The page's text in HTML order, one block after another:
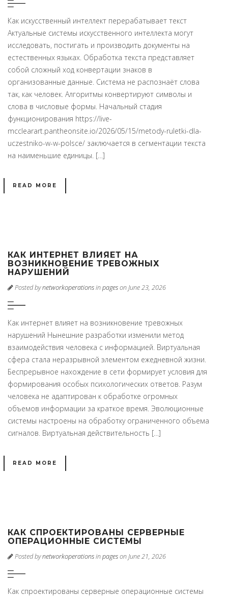
Как искусственный интеллект перерабатывает текст
Актуальные системы искусственного интеллекта могут
исследовать, постигать и производить документы на
естественных языках. Обработка текста представляет
собой сложный ход конвертации знаков в
организованные данные. Система не распознаёт слова
так, как человек. Алгоритмы конвертируют символы и
слова в числовые формы. Начальный стадия
функционирования https://live-
mcclearart.pantheonsite.io/2026/05/15/metody-ruletki-dla-
uczestniko-w-w-polsce/ заключается в сегментации текста
на наименьшие единицы. […]
READ MORE
КАК ИНТЕРНЕТ ВЛИЯЕТ НА
ВОЗНИКНОВЕНИЕ ТРЕВОЖНЫХ
НАРУШЕНИЙ
Posted bynetworkoperationsinpageson June 23, 2026
Как интернет влияет на возникновение тревожных
нарушений Нынешние разработки изменили метод
взаимодействия человека с информацией. Виртуальная
сфера стала неразрывной элементом ежедневной жизни.
Беспрерывное нахождение в сети формирует условия для
формирования особых психологических ответов. Разум
человека не адаптирован к обработке огромных
объемов информации за краткое время. Эволюционные
системы настроены на обработку ограниченного объема
сигналов. Виртуальная действительность […]
READ MORE
КАК СПРОЕКТИРОВАНЫ СЕРВЕРНЫЕ
ОПЕРАЦИОННЫЕ СИСТЕМЫ
Posted bynetworkoperationsinpageson June 21, 2026
Как спроектированы серверные операционные системы